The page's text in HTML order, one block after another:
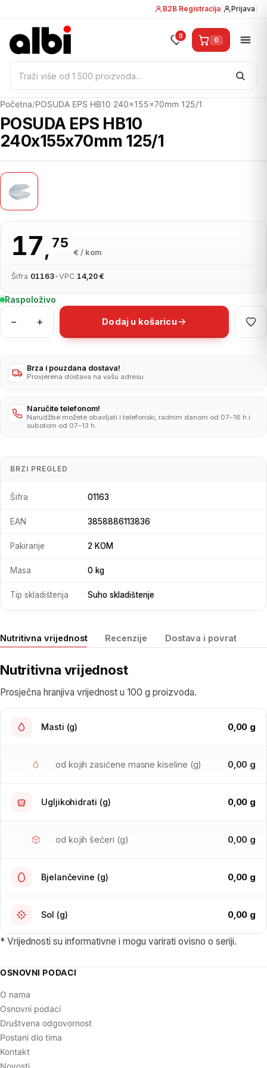
B2B Registracija Prijava
Pretraži:
0 0
Početna/POSUDA EPS HB10 240x155x70mm 125/1
POSUDA EPS HB10
240x155x70mm 125/1
17, 75
€ / kom
Šifra 01163•VPC 14,20 €
Raspoloživo
−
POSUDA
EPS
240x155x70mm
125/1
+ Dodaj u košaricu
Brza i pouzdana dostava!
Provjerena dostava na vašu adresu.
Naručite telefonom!
Narudžbe možete obavljati i telefonski, radnim danom od 07–16 h i
subotom od 07–13 h.
Nutritivna vrijednost Recenzije Dostava i povrat
Nutritivna vrijednost
Prosječna hranjiva vrijednost u 100 g proizvoda.
Masti (g) 0,00 g
od kojih zasićene masne kiseline (g) 0,00 g
Ugljikohidrati (g) 0,00 g
od kojih šećeri (g) 0,00 g
Bjelančevine (g) 0,00 g
Sol (g) 0,00 g
* Vrijednosti su informativne i mogu varirati ovisno o seriji.
BRZI PREGLED
Šifra 01163
EAN 3858886113836
Pakiranje 2 KOM
Masa 0 kg
Tip skladištenja Suho skladištenje
OSNOVNI PODACI
O nama
Osnovni podaci
Društvena odgovornost
Postani dio tima
Kontakt
Novosti